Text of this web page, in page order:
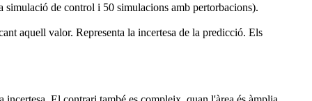
de control i 50 simulacions amb pertorbacions).
aquell valor. Representa la incertesa de la predicció. Els